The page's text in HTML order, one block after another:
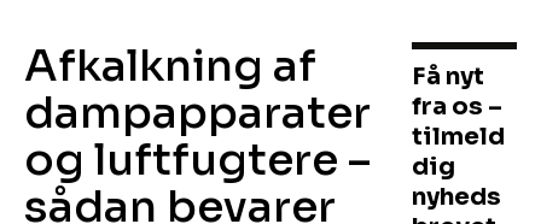
Afkalkning af
dampapparater
og luftfugtere –
sådan bevarer
Få nyt
fra os –
tilmeld
dig
nyheds